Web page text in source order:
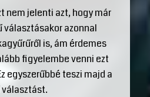
nem jelenti azt, hogy már
választásakor azonnal
is, ám érdemes
figyelembe venni ezt
egyszerűbbé teszi majd a